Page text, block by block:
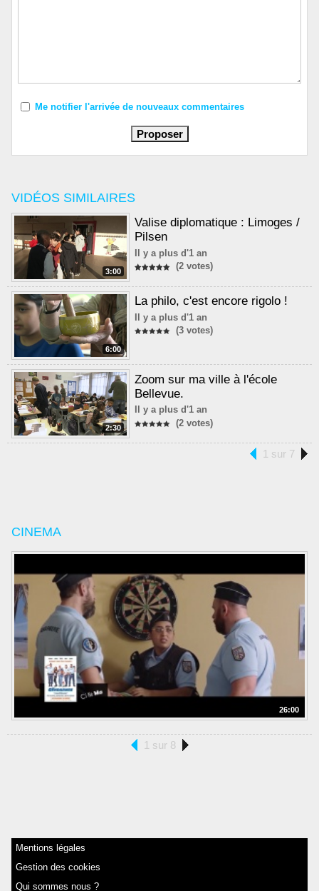
VIDÉOS SIMILAIRES
3:00
Valise diplomatique : Limoges /
Pilsen
Il y a plus d'1 an
(2 votes)
6:00
La philo, c'est encore rigolo !
Il y a plus d'1 an
(3 votes)
2:30
Zoom sur ma ville à l'école
Bellevue.
Il y a plus d'1 an
(2 votes)
1 sur 7
CINEMA
26:00
1 sur 8
Me notifier l'arrivée de nouveaux commentaires
Mentions légales
Gestion des cookies
Qui sommes nous ?